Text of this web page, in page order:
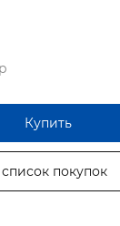
Купить
покупок